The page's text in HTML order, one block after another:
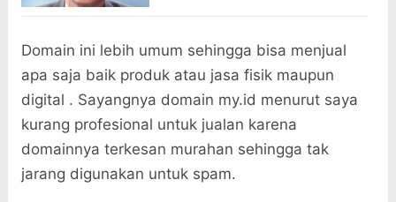
Domain ini lebih umum sehingga bisa menjual
apa saja baik produk atau jasa fisik maupun
digital . Sayangnya domain my.id menurut saya
kurang profesional untuk jualan karena
domainnya terkesan murahan sehingga tak
jarang digunakan untuk spam.